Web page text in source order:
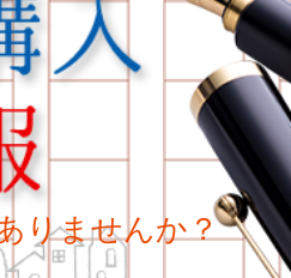
りませんか？